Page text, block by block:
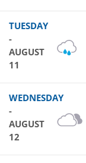
TUESDAY
-
AUGUST
11
WEDNESDAY
-
AUGUST
12